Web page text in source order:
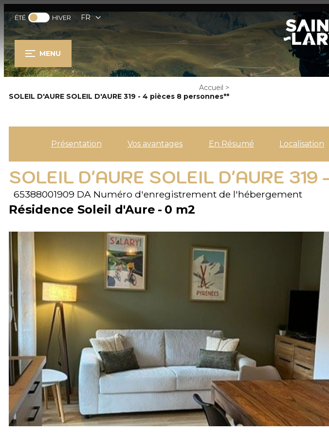
ÉTÉ HIVER FR
MENU
Accueil >
SOLEIL D'AURE SOLEIL D'AURE 319 - 4 pièces 8 personnes**
Présentation Vos avantages En Résumé Localisation
SOLEIL D'AURE SOLEIL D'AURE
65388001909 DA Numéro d'enregistrement de l'hébergement
Résidence Soleil d'Aure 0 m2